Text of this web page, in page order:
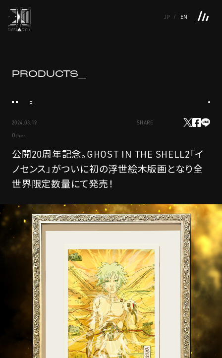
JP EN
FEATURE
M.M.A.
TOP
NEWS
PRODUCTS
LINKS
SERIES
MOVIE GALLERY
VIDEOGRAM
STREAMING
CONTACT PRIVACY POLICY
PRODUCTS_
2024.03.19
Other
SHARE
公開20周年記念。GHOST IN THE SHELL2「イ
ノセンス」がついに初の浮世絵木版画となり全
世界限定数量にて発売！